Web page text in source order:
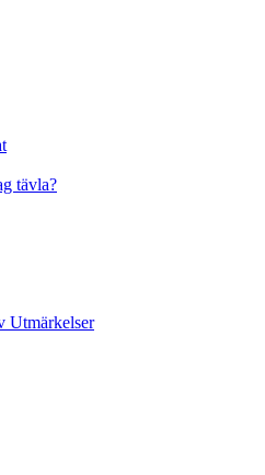
tävla?
Utmärkelser